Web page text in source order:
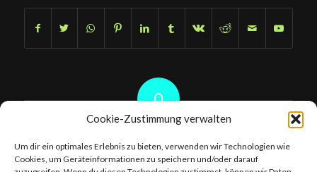
Cookie-Zustimmung verwalten
Um dir ein optimales Erlebnis zu bieten, verwenden wir Technologien wie
Cookies, um Geräteinformationen zu speichern und/oder darauf
0
KOMMENTARE
Hinterlasse einen Kommentar